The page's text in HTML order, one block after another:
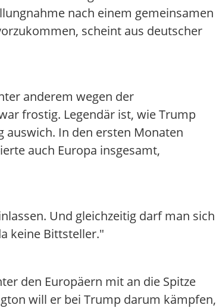
nach einem gemeinsamen
scheint aus deutscher
anderem wegen der
frostig. Legendär ist, wie Trump
auswich. In den ersten Monaten
auch Europa insgesamt,
Und gleichzeitig darf man sich
keine Bittsteller."
den Europäern mit an die Spitze
will er bei Trump darum kämpfen,